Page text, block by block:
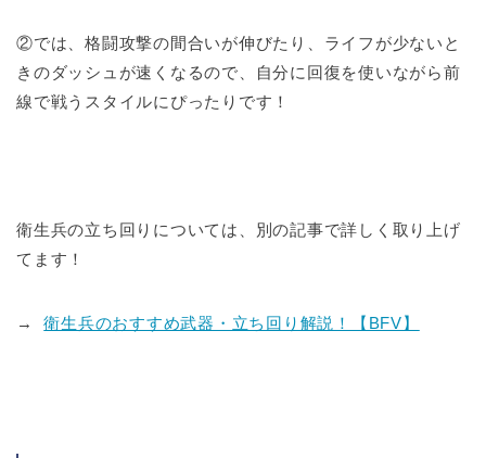
②では、格闘攻撃の間合いが伸びたり、ライフが少ないと
きのダッシュが速くなるので、自分に回復を使いながら前
線で戦うスタイルにぴったりです！
衛生兵の立ち回りについては、別の記事で詳しく取り上げ
てます！
→衛生兵のおすすめ武器・立ち回り解説！【BFV】